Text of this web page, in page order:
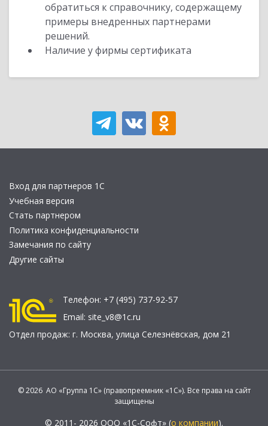
обратиться к справочнику, содержащему
примеры внедренных партнерами
решений.
Наличие у фирмы сертификата
Вход для партнеров 1С
Учебная версия
Стать партнером
Политика конфиденциальности
Замечания по сайту
Другие сайты
Телефон: +7 (495) 737-92-57
Email: site_v8@1c.ru
Отдел продаж: г. Москва, улица Селезнёвская, дом 21
© 2026 АО «Группа 1С» (правопреемник «1С»). Все права на сайт
защищены
© 2011- 2026 ООО «1С-Софт» (о компании).